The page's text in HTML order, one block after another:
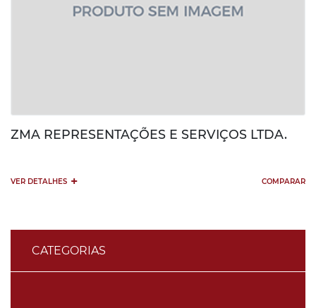
CATEGORIAS
ZMA REPRESENTAÇÕES E SERVIÇOS LTDA.
VER DETALHES + COMPARAR